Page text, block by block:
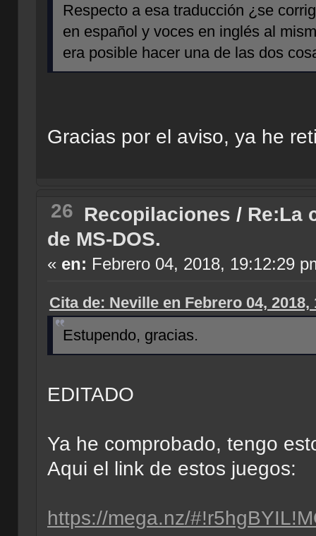
Respecto a esa traducción ¿se
en español y voces en inglés al
era posible hacer una de las dos
Gracias por el aviso, ya he
26 Recopilaciones / Re:La
de MS-DOS.
« en: Febrero 04, 2018, 19:12:29
Cita de: Neville en Febrero 04, 2018,
Estupendo, gracias.
EDITADO
Ya he comprobado, tengo
Aqui el link de estos juegos:
https://mega.nz/